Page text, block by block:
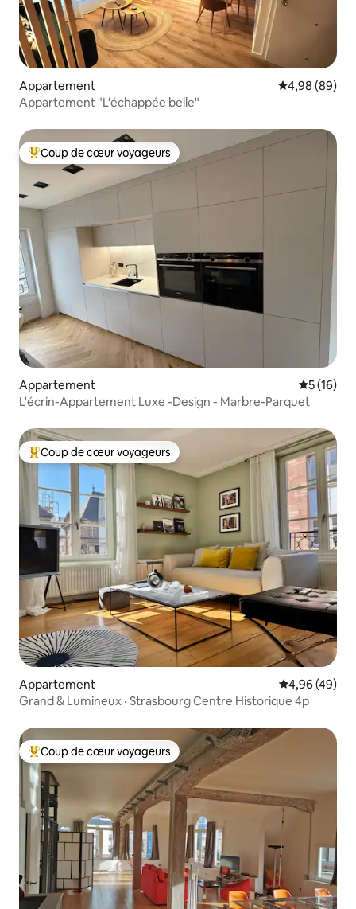
Appartement Évaluation
4,98 (89)
Appartement "L'échappée belle"
Coups de cœur voyageurs les plus appréciés
Coup de cœur voyageurs
Appartement
5 (16)
L'écrin-Appartement Luxe -Design - Marbre-Parquet
Coups de cœur voyageurs les plus appréciés
Coup de cœur voyageurs
Appartement Évaluation
4,96 (49)
Grand & Lumineux · Strasbourg Centre Historique 4p
Coups de cœur voyageurs les plus appréciés
Coup de cœur voyageurs